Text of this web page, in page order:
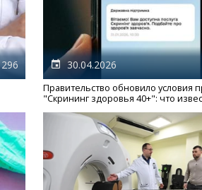
296 30.04.2026
Правительство обновило условия
"Скрининг здоровья 40+": что